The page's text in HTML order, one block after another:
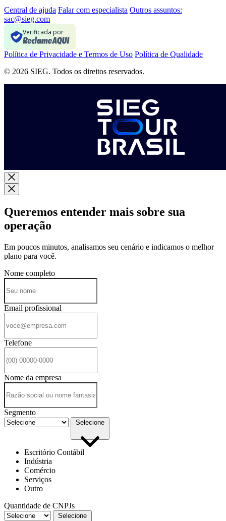
Central de ajuda Falar com especialista Outros assuntos:
sac@sieg.com
Verificada por
Política de Privacidade e Termos de Uso Política de Qualidade
© 2026 SIEG. Todos os direitos reservados.
Queremos entender mais sobre sua
operação
Em poucos minutos, analisamos seu cenário e indicamos o melhor
plano para você.
Nome completo
Email profissional
Telefone
Nome da empresa
Segmento
Selecione
Escritório Contábil
Indústria
Comércio
Serviços
Outro
Quantidade de CNPJs
Selecione